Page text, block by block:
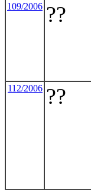
109/2006 ??
112/2006 ??